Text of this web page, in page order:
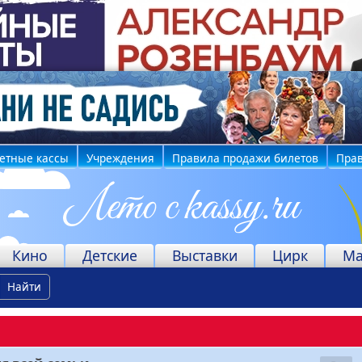
кассы Учреждения Правила продажи билетов
Кино Детские Выставки Цирк
Найти